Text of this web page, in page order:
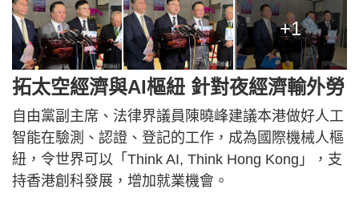
+1
拓太空經濟與AI樞紐 針對夜經濟輸外勞
自由黨副主席、法律界議員陳曉峰建議本港做好人工
智能在驗測、認證、登記的工作，成為國際機械人樞
紐，令世界可以「Think AI, Think Hong Kong」，支
持香港創科發展，增加就業機會。